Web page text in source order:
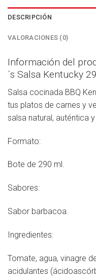
DESCRIPCIÓN
VALORACIONES (0)
Información del
´s Salsa Kentucky
Salsa cocinada BBQ
tus platos de carnes y
salsa natural, auténtica
Formato:
Bote de 290 ml.
Sabores:
Sabor barbacoa.
Ingredientes:
Tomate, agua, vinagre
acidulantes